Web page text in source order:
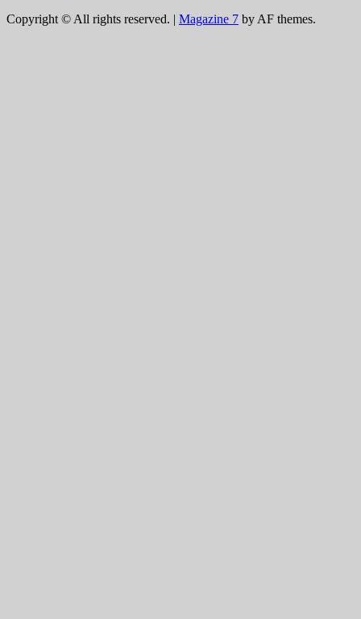
Copyright © All rights reserved. | Magazine 7 by AF themes.